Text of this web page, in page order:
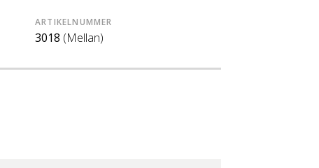
ARTIKELNUMMER
3018 (Mellan)